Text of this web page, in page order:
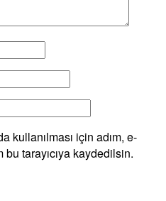
kullanılması için adım, e-
tarayıcıya kaydedilsin.